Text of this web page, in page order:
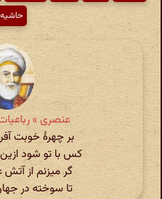
عنصری »
بر چهرۀ خوبت
کس با تو شود
گر میزنم از
تا سوخته در